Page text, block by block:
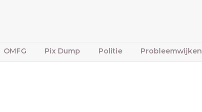
OMFG Pix Dump Politie Probleemwijken